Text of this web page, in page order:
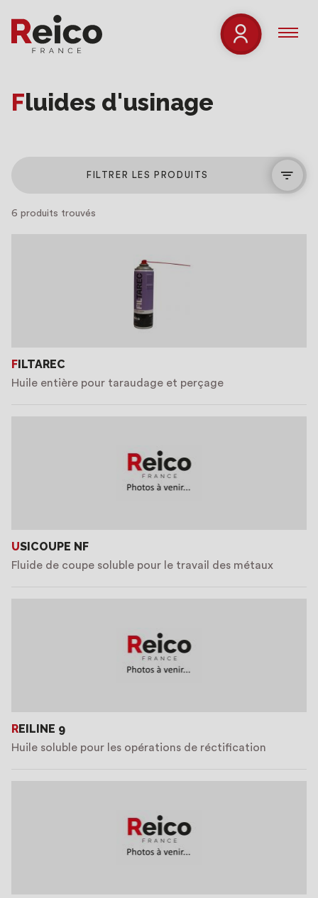
Fluides d'usinage
FILTRER LES PRODUITS
6 produits trouvés
FILTAREC
Huile entière pour taraudage et perçage
USICOUPE NF
Fluide de coupe soluble pour le travail des métaux
REILINE 9
Huile soluble pour les opérations de réctification